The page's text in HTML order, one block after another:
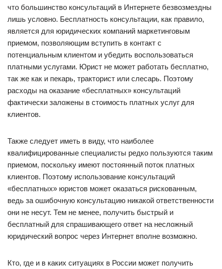
что большинство консультаций в Интернете безвозмездны
лишь условно. Бесплатность консультации, как правило,
является для юридических компаний маркетинговым
приемом, позволяющим вступить в контакт с
потенциальным клиентом и убедить воспользоваться
платными услугами. Юрист не может работать бесплатно,
так же как и пекарь, тракторист или слесарь. Поэтому
расходы на оказание «бесплатных» консультаций
фактически заложены в стоимость платных услуг для
клиентов.
Также следует иметь в виду, что наиболее
квалифицированные специалисты редко пользуются таким
приемом, поскольку имеют постоянный поток платных
клиентов. Поэтому использование консультаций
«бесплатных» юристов может оказаться рискованным,
ведь за ошибочную консультацию никакой ответственности
они не несут. Тем не менее, получить быстрый и
бесплатный для спрашивающего ответ на несложный
юридический вопрос через Интернет вполне возможно.
Кто, где и в каких ситуациях в России может получить